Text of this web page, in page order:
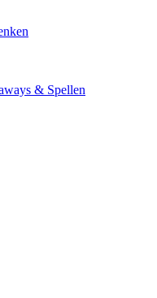
& Spellen